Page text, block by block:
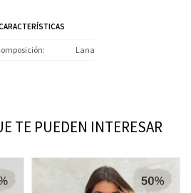
Lana
TE PUEDEN INTERESAR